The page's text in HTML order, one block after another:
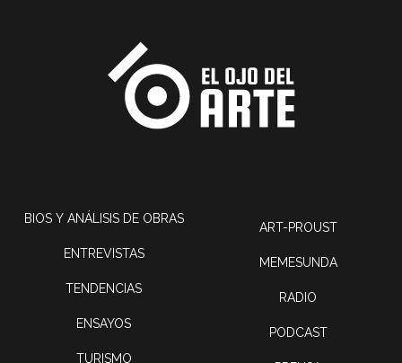
BIOS Y ANÁLISIS DE OBRAS
ENTREVISTAS
TENDENCIAS
ENSAYOS
TURISMO
ART-PROUST
MEMESUNDA
RADIO
PODCAST